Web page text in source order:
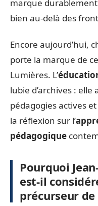
marque durablement
bien au-delà des
Encore aujourd’hui,
porte la marque de
Lumières. L’
lubie d’archives :
pédagogies actives
la réflexion sur l’
pédagogique
Pourquoi
est-il
précurseur de